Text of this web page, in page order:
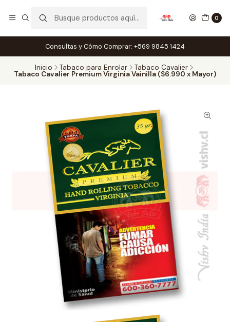
0
Consultas y Cómo Comprar: +569 9845 1424
Inicio Tabaco para Enrolar Tabaco Cavalier
Tabaco Cavalier Premium Virginia Vainilla ($6.990 x Mayor)